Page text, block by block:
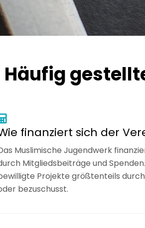
Häufig
finanziert sich der
Muslimische Jugendwerk
Mitgliedsbeiträge und
Projekte größtenteils
bezuschusst.